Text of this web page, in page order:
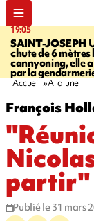
19:05
SAINT-JOSEPH
chute de 6
cannyoning, elle
par la
Accueil A la une
François
partir"
Publié le 31 mars